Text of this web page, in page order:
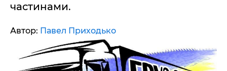
частинами.
Автор: Павел Приходько